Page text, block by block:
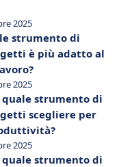
2025
strumento di
è più adatto al
2025
strumento di
scegliere per
2025
strumento di